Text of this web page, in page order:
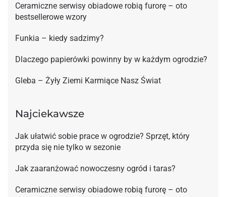
Ceramiczne serwisy obiadowe robią furorę – oto
bestsellerowe wzory
Funkia – kiedy sadzimy?
Dlaczego papierówki powinny by w każdym ogrodzie?
Gleba – Żyły Ziemi Karmiące Nasz Świat
Najciekawsze
Jak ułatwić sobie prace w ogrodzie? Sprzęt, który
przyda się nie tylko w sezonie
Jak zaaranżować nowoczesny ogród i taras?
Ceramiczne serwisy obiadowe robią furorę – oto